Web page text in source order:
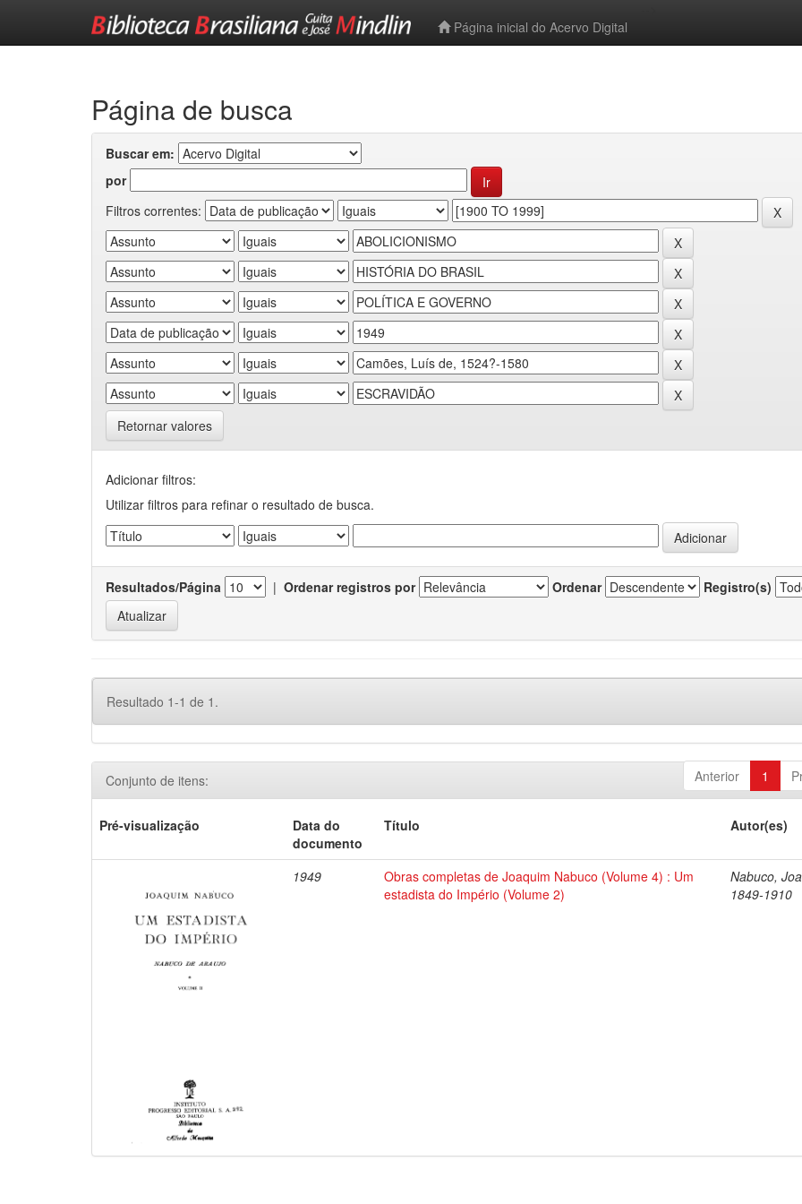
Página inicial do Acervo Digital
Página de busca
Buscar em:
por
Filtros correntes:
Retornar valores
Adicionar filtros:
Utilizar filtros para refinar o resultado de busca.
Resultados/Página | Ordenar registros por Ordenar Registro(s)
Resultado 1-1 de 1.
Anterior 1
Conjunto de itens:
Pré-visualização
Data do
documento
Título Autor(es)
1949
Obras completas de Joaquim Nabuco (Volume 4) : Um
estadista do Império (Volume 2)
Nabuco,
1849-1910